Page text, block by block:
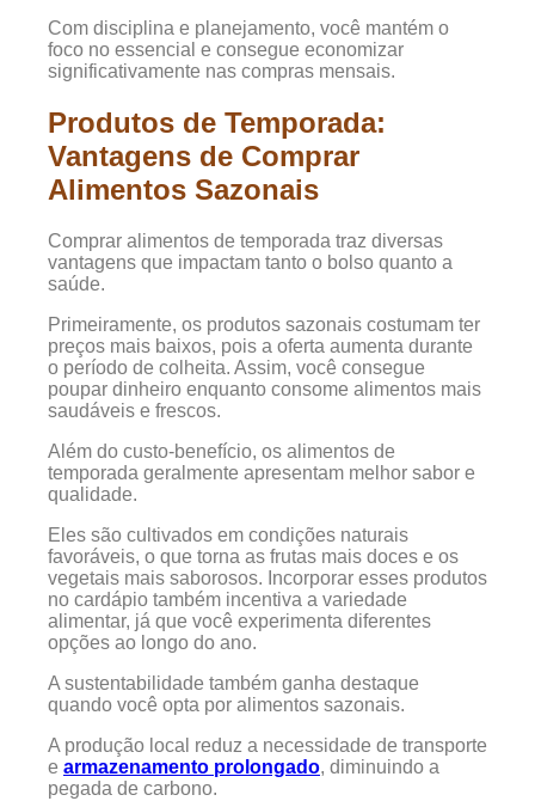
Com disciplina e planejamento, você mantém o
foco no essencial e consegue economizar
significativamente nas compras mensais.
Produtos de Temporada:
Vantagens de Comprar
Alimentos Sazonais
Comprar alimentos de temporada traz diversas
vantagens que impactam tanto o bolso quanto a
saúde.
Primeiramente, os produtos sazonais costumam ter
preços mais baixos, pois a oferta aumenta durante
o período de colheita. Assim, você consegue
poupar dinheiro enquanto consome alimentos mais
saudáveis e frescos.
Além do custo-benefício, os alimentos de
temporada geralmente apresentam melhor sabor e
qualidade.
Eles são cultivados em condições naturais
favoráveis, o que torna as frutas mais doces e os
vegetais mais saborosos. Incorporar esses produtos
no cardápio também incentiva a variedade
alimentar, já que você experimenta diferentes
opções ao longo do ano.
A sustentabilidade também ganha destaque
quando você opta por alimentos sazonais.
A produção local reduz a necessidade de transporte
e armazenamento prolongado, diminuindo a
pegada de carbono.